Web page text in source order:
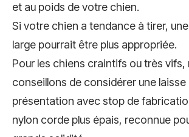
et au poids de votre chien.
Si votre chien a tendance à tirer,
large pourrait être plus appropriée.
Pour les chiens craintifs ou très vifs,
conseillons de considérer une laisse
présentation avec stop de
nylon corde plus épais, reconnue